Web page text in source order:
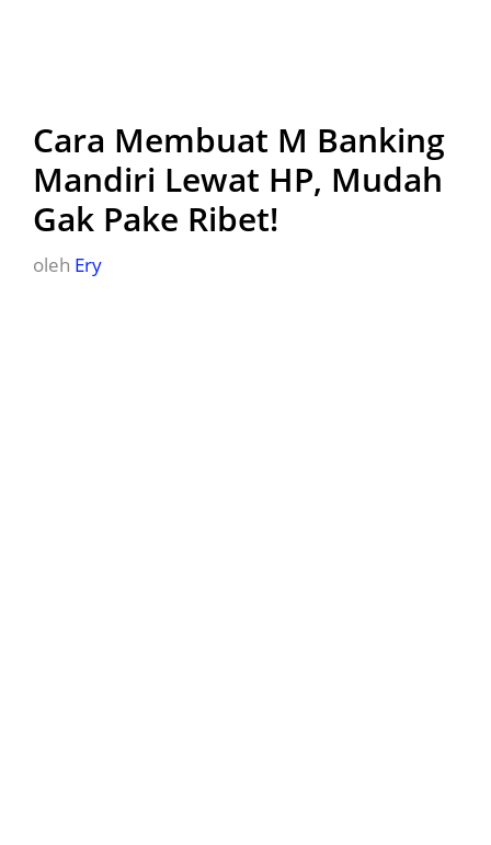
Cara Membuat M Banking
Mandiri Lewat HP, Mudah
Gak Pake Ribet!
oleh Ery